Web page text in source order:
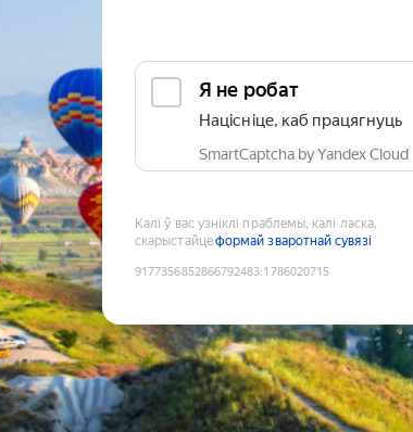
Я не робат
Націсніце, каб працягнуць
SmartCaptcha by Yandex Cloud
Калі ў вас узніклі праблемы, калі ласка,
скарыстайцеформай зваротнай сувязі
9177356852866792483:1786020715